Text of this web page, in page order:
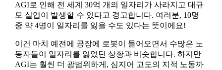
AGI로 인해 전 세계 30억 개의 일자리가 사라지고 대규
모 실업이 발생할 수 있다고 경고합니다. 여러분, 10명
중 약 4명이 일자리를 잃을 수도 있다는 뜻이에요!
이건 마치 예전에 공장에 로봇이 들어오면서 수많은 노
동자들이 일자리를 잃었던 상황과 비슷합니다. 하지만
AGI는 훨씬 더 광범위하게, 심지어 고도의 지적 노동까